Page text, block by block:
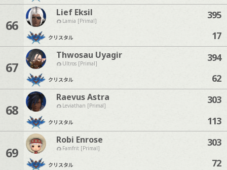
66
Lief Eksil
Lamia [Primal]
クリスタル
395
17
67
Thwosau Uyagir
Ultros [Primal]
クリスタル
394
62
68
Raevus Astra
Leviathan [Primal]
クリスタル
303
113
69
Robi Enrose
Famfrit [Primal]
クリスタル
303
72